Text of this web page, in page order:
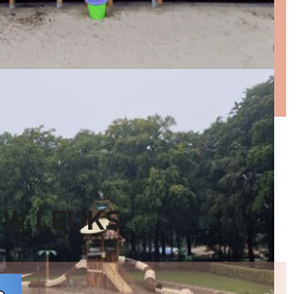
volgende nieuwsbrief?
Lees
LEUKS